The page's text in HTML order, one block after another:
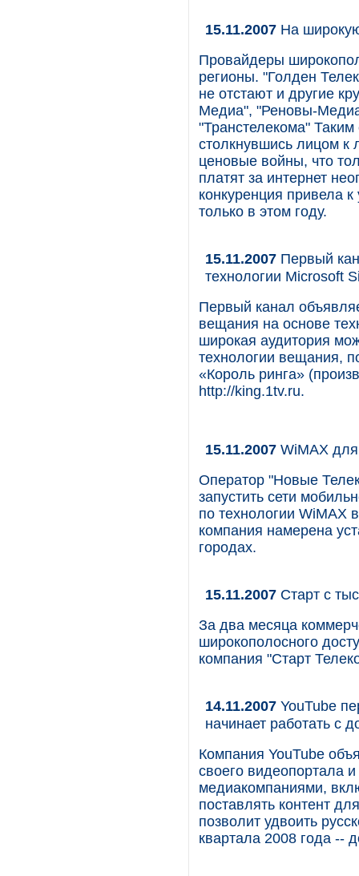
15.11.2007 На
Провайдеры
регионы. "Голден
не отстают и другие
Медиа", "Реновы-
"Транстелекома"
столкнувшись лицом к
ценовые войны, что
платят за интернет
конкуренция привела
только в этом году.
15.11.2007 Первый
технологии Microsoft
Первый канал
вещания на основе
широкая аудитория
технологии вещания,
«Король ринга»
http://king.1tv.ru.
15.11.2007 WiMAX
Оператор "Новые
запустить сети
по технологии WiMAX
компания намерена
городах.
15.11.2007 Старт с
За два месяца
широкополосного
компания "Старт
14.11.2007 YouTube
начинает работать с
Компания YouTube
своего видеопортала
медиакомпаниями,
поставлять контент
позволит удвоить
квартала 2008 года --